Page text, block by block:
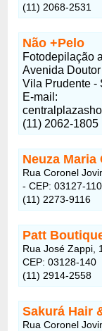
(11) 2068-2531
Não +Pelo
Fotodepilação
Avenida
Vila Prudente -
E-mail:
(11) 2062-1805
Neuza
Rua Coronel
- CEP: 03127-110
(11) 2273-9116
Patt
Rua José Zappi,
CEP: 03128-140
(11) 2914-2558
Sakurá Hair
Rua Coronel